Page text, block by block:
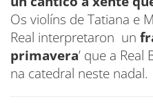
Os violíns de Tatiana e
Real interpretaron un
primavera’ que a
na catedral neste nadal.